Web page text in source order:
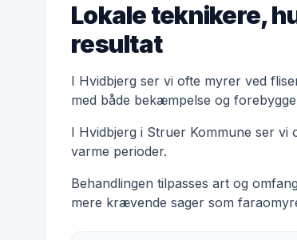
Lokale teknikere,
resultat
I Hvidbjerg ser vi ofte myrer ved
med både bekæmpelse og
I Hvidbjerg i Struer Kommune ser
varme perioder.
Behandlingen tilpasses art og
mere krævende sager som